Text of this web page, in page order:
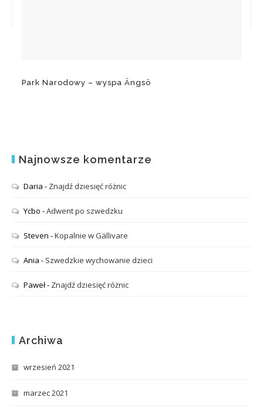
Park Narodowy – wyspa Ängsö
Najnowsze komentarze
Daria - Znajdź dziesięć różnic
Ycbo -Adwent po szwedzku
Steven -Kopalnie w Gällivare
Ania - Szwedzkie wychowanie dzieci
Paweł- Znajdź dziesięć różnic
Archiwa
wrzesień 2021
marzec 2021